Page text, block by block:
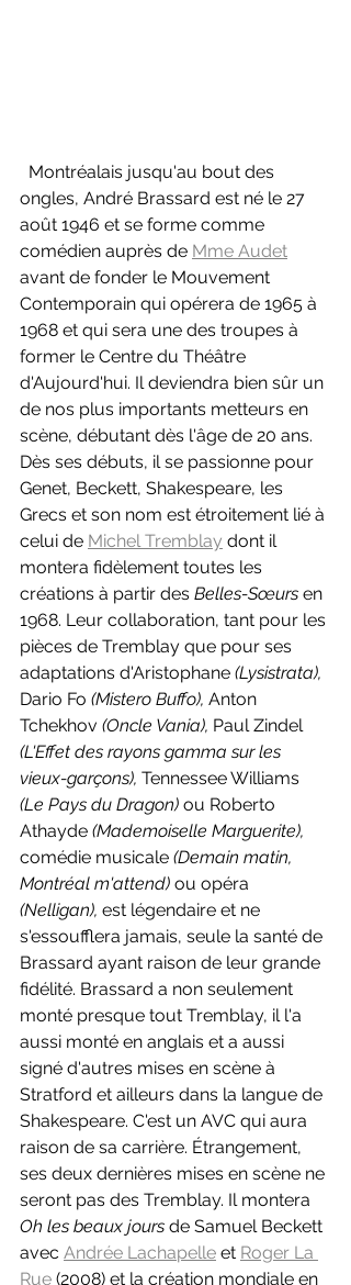
ongles, André Brassard est né le 27
août 1946 et se forme comme
comédien auprès de Mme Audet
avant de fonder le Mouvement
Contemporain qui opérera de 1965 à
1968 et qui sera une des troupes à
former le Centre du Théâtre
d'Aujourd'hui. Il deviendra bien sûr un
de nos plus importants metteurs en
scène, débutant dès l'âge de 20 ans.
Dès ses débuts, il se passionne pour
Genet, Beckett, Shakespeare, les
Grecs et son nom est étroitement lié à
celui de Michel Tremblay dont il
montera fidèlement toutes les
créations à partir des Belles-Sœurs en
1968. Leur collaboration, tant pour les
pièces de Tremblay que pour ses
adaptations d'Aristophane (Lysistrata),
Dario Fo (Mistero Buffo), Anton
Tchekhov (Oncle Vania), Paul Zindel
(L'Effet des rayons gamma sur les
vieux-garçons), Tennessee Williams
(Le Pays du Dragon) ou Roberto
Athayde (Mademoiselle Marguerite),
comédie musicale (Demain matin,
Montréal m'attend) ou opéra
(Nelligan), est légendaire et ne
s'essoufflera jamais, seule la santé de
Brassard ayant raison de leur grande
fidélité. Brassard a non seulement
monté presque tout Tremblay, il l'a
aussi monté en anglais et a aussi
signé d'autres mises en scène à
Stratford et ailleurs dans la langue de
Shakespeare. C'est un AVC qui aura
raison de sa carrière. Étrangement,
ses deux dernières mises en scène ne
seront pas des Tremblay. Il montera
Oh les beaux jours de Samuel Beckett
avec Andrée Lachapelle et Roger La
Rue (2008) et la création mondiale en